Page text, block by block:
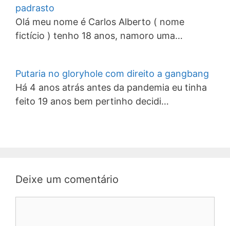
padrasto
Olá meu nome é Carlos Alberto ( nome
fictício ) tenho 18 anos, namoro uma…
Putaria no gloryhole com direito a gangbang
Há 4 anos atrás antes da pandemia eu tinha
feito 19 anos bem pertinho decidi…
Deixe um comentário